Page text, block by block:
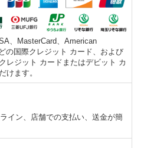
、MasterCard、American
の国際クレジット カード、および
レジット カードまたはデビット カ
けます。
イン、店舗での支払い、送金が簡